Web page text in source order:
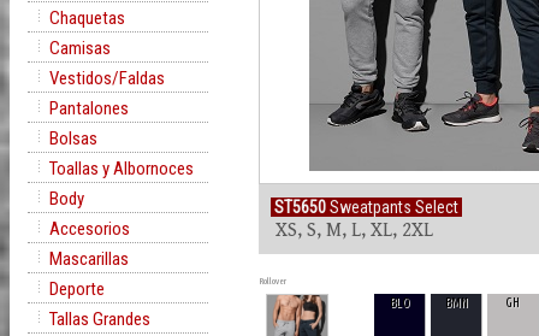
Chaquetas
Camisas
Vestidos/Faldas
Pantalones
Bolsas
Toallas y Albornoces
Body
Accesorios
Mascarillas
Deporte
Tallas Grandes
ST5650Sweatpants Select
XS, S, M, L, XL, 2XL
Rollover
BLO BMN GH